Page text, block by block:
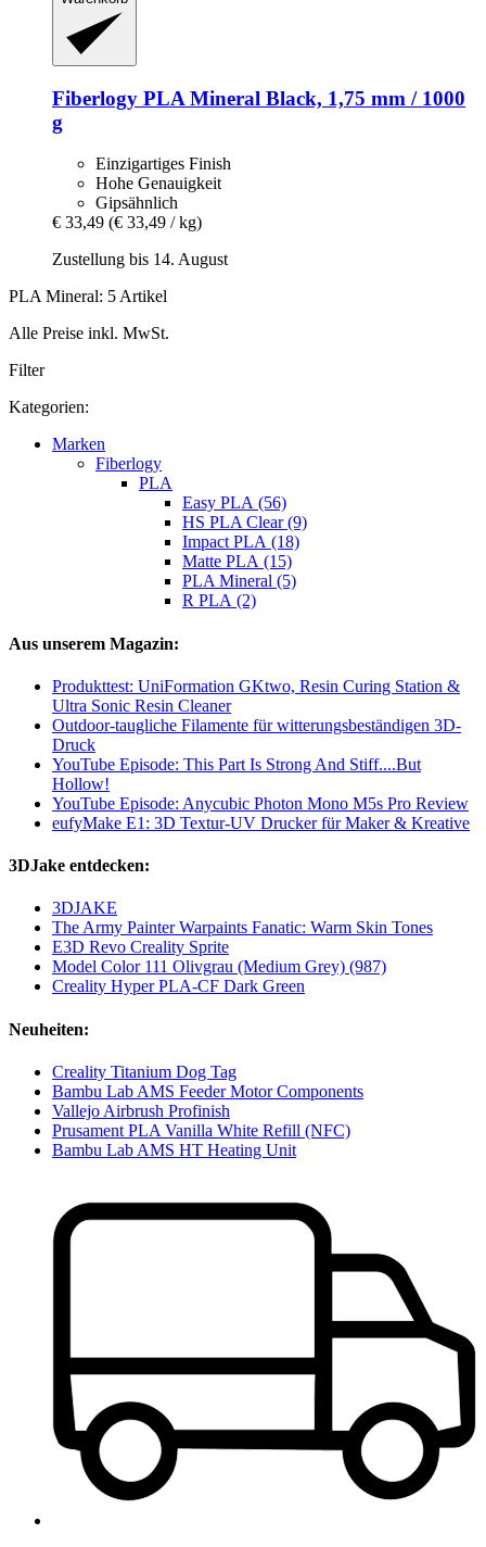
Fiberlogy PLA Mineral Black, 1,75 mm / 1000
g
Einzigartiges Finish
Hohe Genauigkeit
Gipsähnlich
€ 33,49 (€ 33,49 / kg)
Zustellung bis 14. August
PLA Mineral: 5 Artikel
Alle Preise inkl. MwSt.
Filter
Kategorien:
Marken
Fiberlogy
PLA
Easy PLA (56)
HS PLA Clear (9)
Impact PLA (18)
Matte PLA (15)
PLA Mineral (5)
R PLA (2)
Aus unserem Magazin:
Produkttest: UniFormation GKtwo, Resin Curing Station &
Ultra Sonic Resin Cleaner
Outdoor-taugliche Filamente für witterungsbeständigen 3D-
Druck
YouTube Episode: This Part Is Strong And Stiff....But
Hollow!
YouTube Episode: Anycubic Photon Mono M5s Pro Review
eufyMake E1: 3D Textur-UV Drucker für Maker & Kreative
3DJake entdecken:
3DJAKE
The Army Painter Warpaints Fanatic: Warm Skin Tones
E3D Revo Creality Sprite
Model Color 111 Olivgrau (Medium Grey) (987)
Creality Hyper PLA-CF Dark Green
Neuheiten:
Creality Titanium Dog Tag
Bambu Lab AMS Feeder Motor Components
Vallejo Airbrush Profinish
Prusament PLA Vanilla White Refill (NFC)
Bambu Lab AMS HT Heating Unit